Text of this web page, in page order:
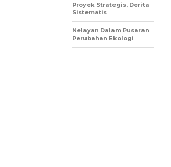
Proyek Strategis, Derita
Sistematis
Nelayan Dalam Pusaran
Perubahan Ekologi